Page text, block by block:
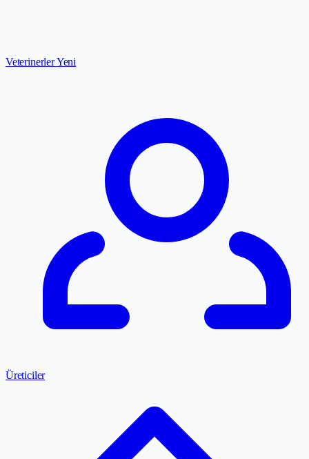
VeterinerlerYeni
Üreticiler